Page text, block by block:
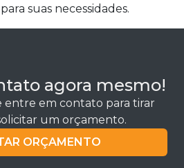
suas necessidades.
agora mesmo!
entre em contato para tirar
um orçamento.
ORÇAMENTO